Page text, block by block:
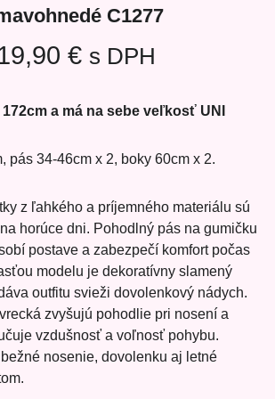
C1277
€ s DPH
a má na sebe veľkosť UNI
pás 34-46cm x 2, boky 60cm x 2.
z ľahkého a príjemného materiálu sú
horúce dni. Pohodlný pás na gumičku
postave a zabezpečí komfort počas
modelu je dekoratívny slamený
outfitu svieži dovolenkový nádych.
zvyšujú pohodlie pri nosení a
vzdušnosť a voľnosť pohybu.
nosenie, dovolenku aj letné